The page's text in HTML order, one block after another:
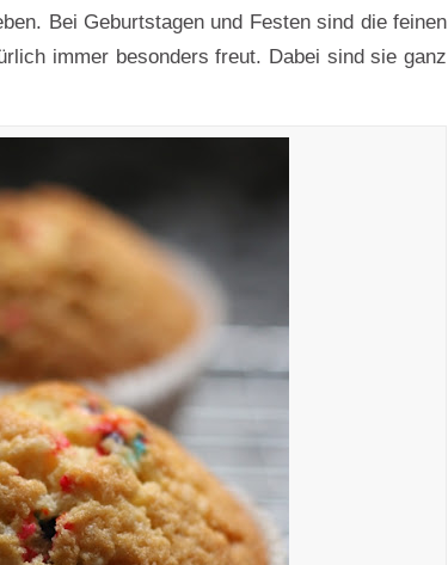
Bei Geburtstagen und Festen sind die feinen
immer besonders freut. Dabei sind sie ganz